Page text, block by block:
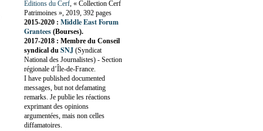
Editions du Cerf, « Collection Cerf
Patrimoines », 2019, 392 pages
2015-2020 : Middle East Forum
Grantees (Bourses).
2017-2018 : Membre du Conseil
syndical du SNJ (Syndicat
National des Journalistes) - Section
régionale d’Île-de-France.
I have published documented
messages, but not defamating
remarks. Je publie les réactions
exprimant des opinions
argumentées, mais non celles
diffamatoires.